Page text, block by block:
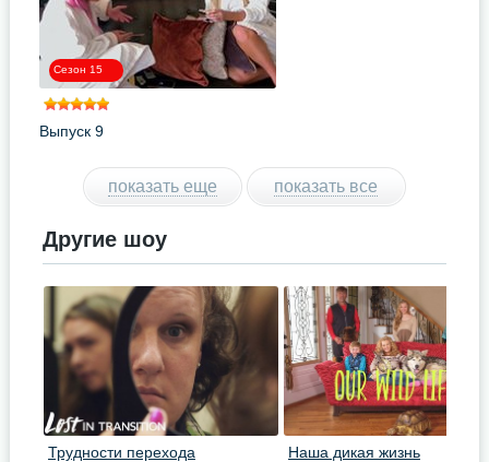
Сезон 15
Выпуск 9
показать еще показать все
Другие шоу
Трудности перехода Наша дикая жизнь